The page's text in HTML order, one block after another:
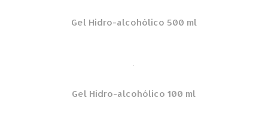
Gel Hidro-alcohólico 500 ml
Gel Hidro-alcohólico 100 ml